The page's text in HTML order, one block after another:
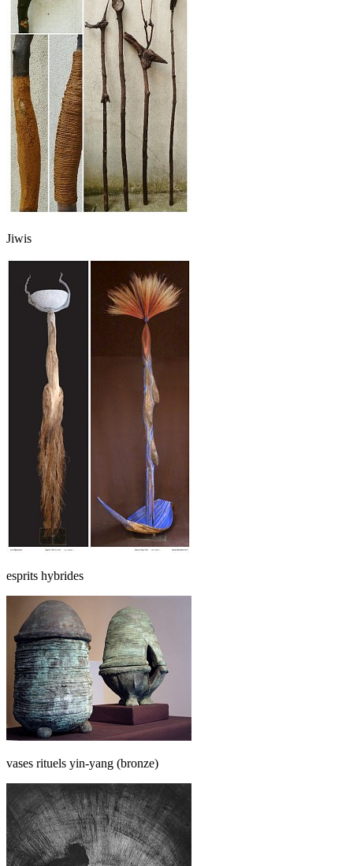
Jiwis
esprits hybrides
vases rituels yin-yang (bronze)